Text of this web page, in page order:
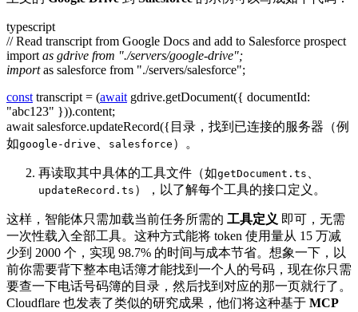
typescript
// Read transcript from Google Docs and add to Salesforce prospect
import as gdrive from "./servers/google-drive";
importas salesforce from "./servers/salesforce";
const transcript = (await gdrive.getDocument({ documentId:
"abc123" })).content;
await salesforce.updateRecord({目录，找到已连接的服务器（例
如google-drive salesforce ）。
再读取其中具体的工具文件（如getDocument.ts
updateRecord.ts ），以了解每个工具的接口定义。
这样，智能体只需加载当前任务所需的 工具定义 即可，无需
一次性载入全部工具。这种方式能将 token 使用量从 15 万减
少到 2000 个，实现 98.7% 的时间与成本节省。想象一下，以
前你需要背下整本电话簿才能找到一个人的号码，现在你只需
要查一下电话号码簿的目录，然后找到对应的那一页就行了。
Cloudflare 也发表了类似的研究成果，他们将这种基于 MCP